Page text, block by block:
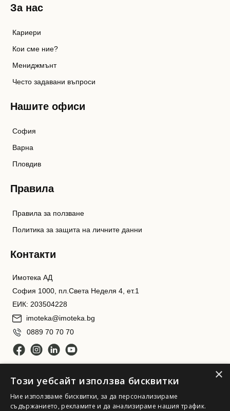
За нас
Кариери
Кои сме ние?
Мениджмънт
Често задавани въпроси
Нашите офиси
София
Варна
Пловдив
Правила
Правила за ползване
Политика за защита на личните данни
Контакти
Имотека АД
София 1000, пл.Света Неделя 4, ет.1
ЕИК: 203504228
imoteka@imoteka.bg
0889 70 70 70
×
Този уебсайт използва бисквитки
Ние използваме бисквитки, за да персонализираме
съдържанието, рекламите и да анализираме нашия трафик.